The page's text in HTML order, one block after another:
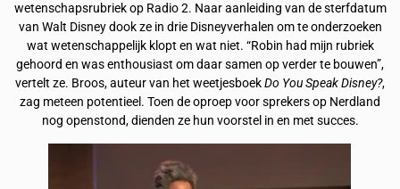
wetenschapsrubriek op Radio 2. Naar aanleiding van de sterfdatum
van Walt Disney dook ze in drie Disneyverhalen om te onderzoeken
wat wetenschappelijk klopt en wat niet. “Robin had mijn rubriek
gehoord en was enthousiast om daar samen op verder te bouwen”,
vertelt ze. Broos, auteur van het weetjesboekDo You Speak Disney?,
zag meteen potentieel. Toen de oproep voor sprekers op Nerdland
nog openstond, dienden ze hun voorstel in en met succes.